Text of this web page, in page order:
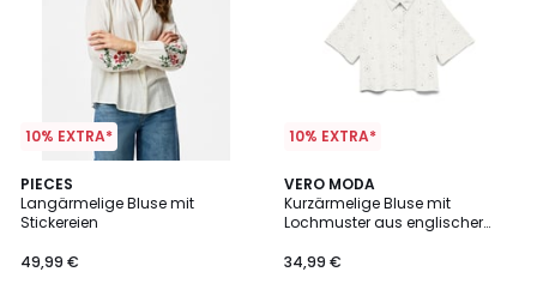
10% EXTRA*
PIECES
Langärmelige Bluse mit
Stickereien
49,99 €
10% EXTRA*
VERO MODA
Kurzärmelige Bluse mit
Lochmuster aus englischer
34,99 €